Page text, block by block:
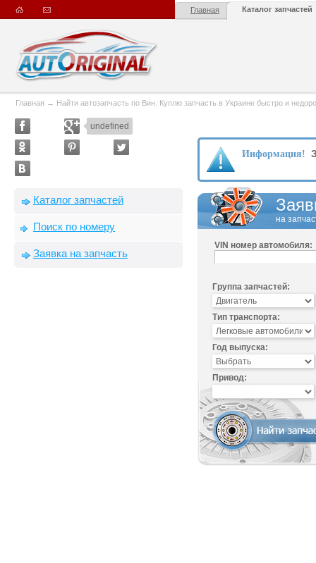
Главная Каталог запчастей
Главная → Найти автозапчасть по Вин. Куплю запчасть в Украине быстро и
undefined
Каталог запчастей
Поиск по номеру
Заявка на запчасть
Информация!
на
VIN номер автомобиля:
Группа запчастей:
Тип транспорта:
Год выпуска:
Привод: